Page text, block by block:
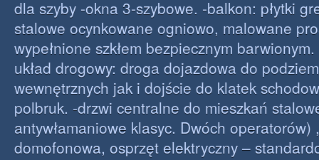
dla szyby -okna 3-szybowe. -balkon: płytki
stalowe ocynkowane ogniowo, malowane
wypełnione szkłem bezpiecznym
układ drogowy: droga dojazdowa do
wewnętrznych jak i dojście do klatek
polbruk. -drzwi centralne do mieszkań
antywłamaniowe klasyc. Dwóch operatorów)
domofonowa, osprzęt elektryczny –